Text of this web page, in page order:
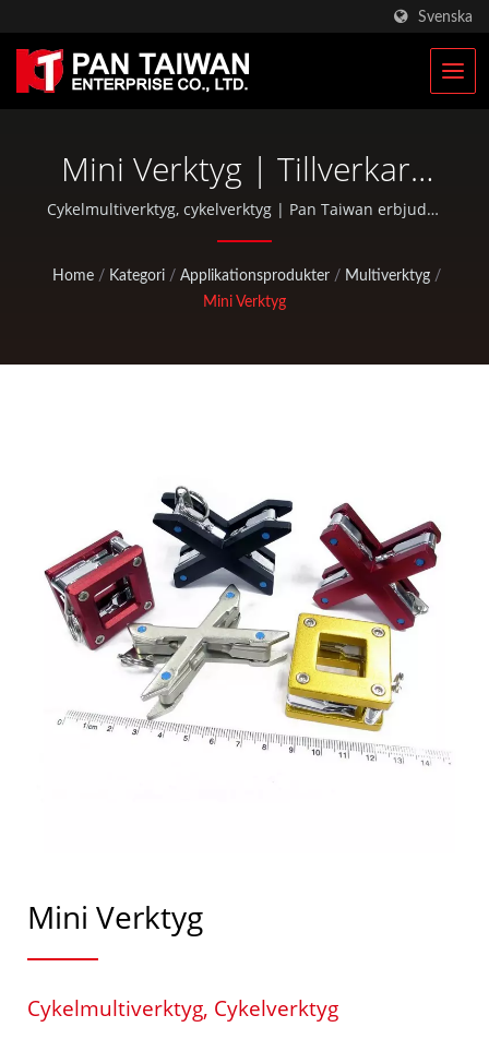
Svenska
Mini Verktyg | Tillverkare
Av Skräddarsydda
Klättrings- Och
Jaktutrustningar | Pan
Cykelmultiverktyg, cykelverktyg | Pan Taiwan erbjuder
OEM / ODM-tjänster såsom plastinjektion, gjutning,
standarddelar för cyklar och utomhusaktiviteter.
Home / Kategori / Applikationsprodukter / Multiverktyg /
Mini Verktyg
Mini Verktyg
Cykelmultiverktyg, Cykelverktyg